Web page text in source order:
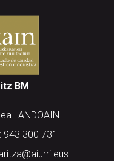
BM
| ANDOAIN
943 300 731